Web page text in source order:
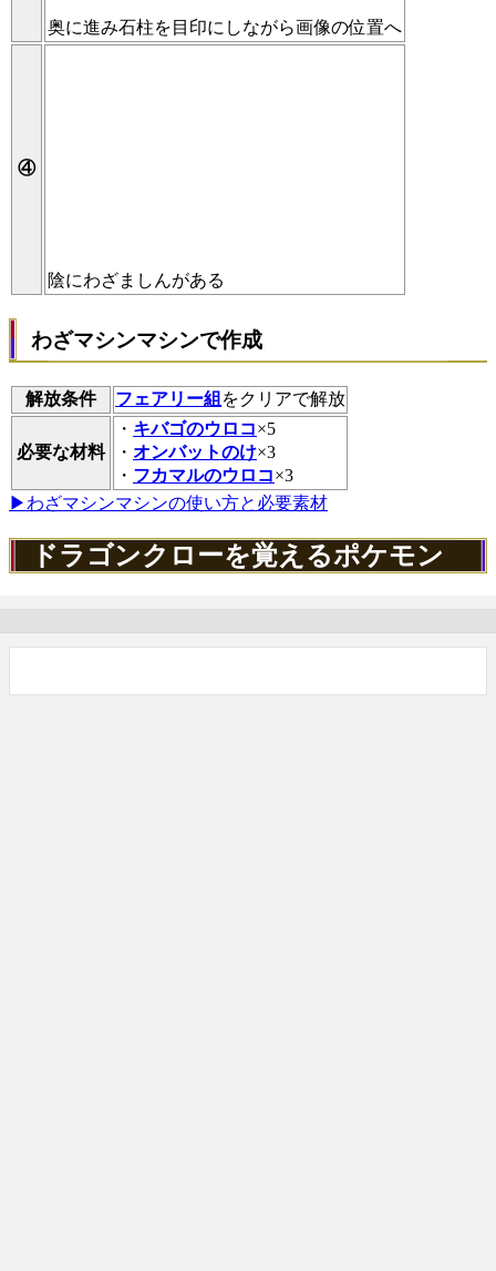
奥に進み石柱を目印にしながら画像の位置へ
④
陰にわざましんがある
わざマシンマシンで作成
解放条件 フェアリー組 をクリアで解放
必要な材料
・ キバゴのウロコ×5
・ オンバットのけ×3
・ フカマルのウロコ×3
▶わざマシンマシンの使い方と必要素材
ドラゴンクローを覚えるポケモン